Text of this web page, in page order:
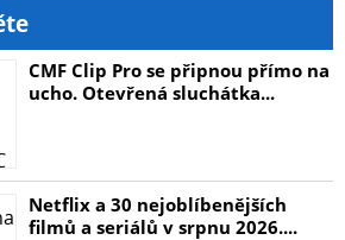
CMF Clip Pro se připnou přímo na
ucho. Otevřená sluchátka...
Netflix a 30 nejoblíbenějších
filmů a seriálů v srpnu 2026....